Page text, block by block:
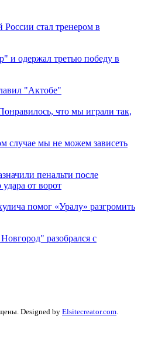
стал тренером в
и одержал третью победу в
"Актобе"
что мы играли так,
случае мы не можем зависеть
пенальти после
от ворот
помог «Уралу» разгромить
разобрался с
Designed by Elsitecreator.com